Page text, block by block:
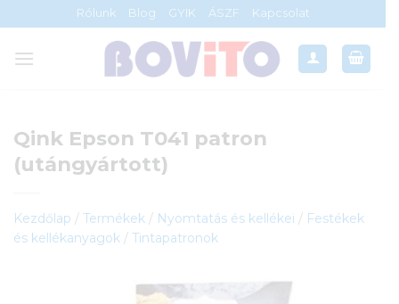
to
content
Rólunk Blog GYIK ÁSZF Kapcsolat
Qink Epson T041 patron
(utángyártott)
Kezdőlap / Termékek / Nyomtatás és kellékei / Festékek
és kellékanyagok / Tintapatronok